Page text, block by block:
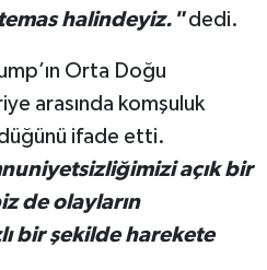
halindeyiz."dedi.
Orta Doğu
arasında komşuluk
ifade etti.
açık bir
de olayların
bir şekilde harekete